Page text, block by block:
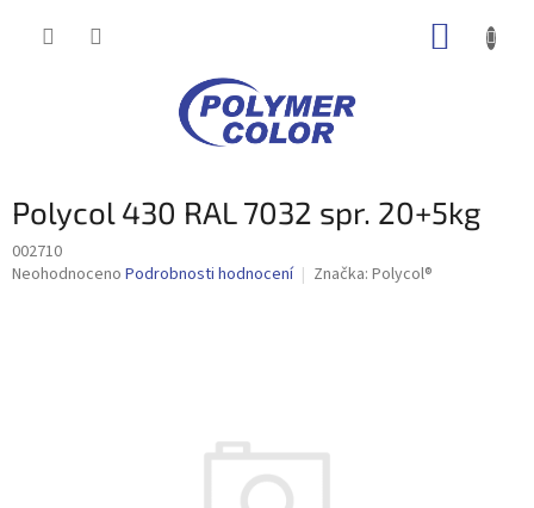
Polycol 430 RAL 7032 spr. 20+5kg
002710
Průměrné
Neohodnoceno Podrobnosti hodnocení Značka: Polycol®